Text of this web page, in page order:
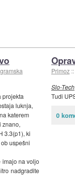
projekta
luknja,
katerem
znano,
3.3(p1), ki
uspešni
imajo na voljo
nadgradite
Primoz ::
Slo-Tech
Tudi
0